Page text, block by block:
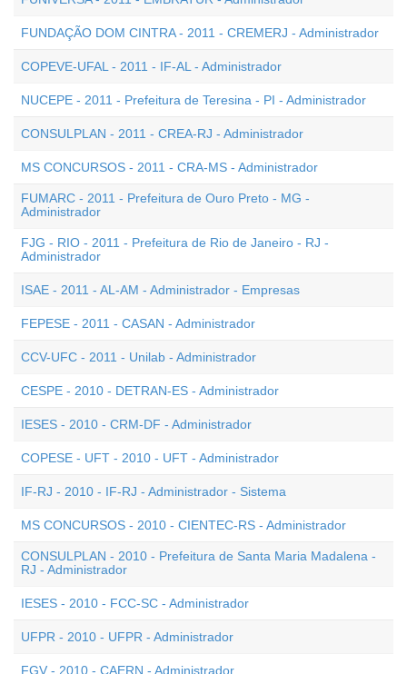
FUNDAÇÃO DOM CINTRA - 2011 - CREMERJ - Administrador
COPEVE-UFAL - 2011 - IF-AL - Administrador
NUCEPE - 2011 - Prefeitura de Teresina - PI - Administrador
CONSULPLAN - 2011 - CREA-RJ - Administrador
MS CONCURSOS - 2011 - CRA-MS - Administrador
FUMARC - 2011 - Prefeitura de Ouro Preto - MG -
Administrador
FJG - RIO - 2011 - Prefeitura de Rio de Janeiro - RJ -
Administrador
ISAE - 2011 - AL-AM - Administrador - Empresas
FEPESE - 2011 - CASAN - Administrador
CCV-UFC - 2011 - Unilab - Administrador
CESPE - 2010 - DETRAN-ES - Administrador
IESES - 2010 - CRM-DF - Administrador
COPESE - UFT - 2010 - UFT - Administrador
IF-RJ - 2010 - IF-RJ - Administrador - Sistema
MS CONCURSOS - 2010 - CIENTEC-RS - Administrador
CONSULPLAN - 2010 - Prefeitura de Santa Maria Madalena -
RJ - Administrador
IESES - 2010 - FCC-SC - Administrador
UFPR - 2010 - UFPR - Administrador
FGV - 2010 - CAERN - Administrador